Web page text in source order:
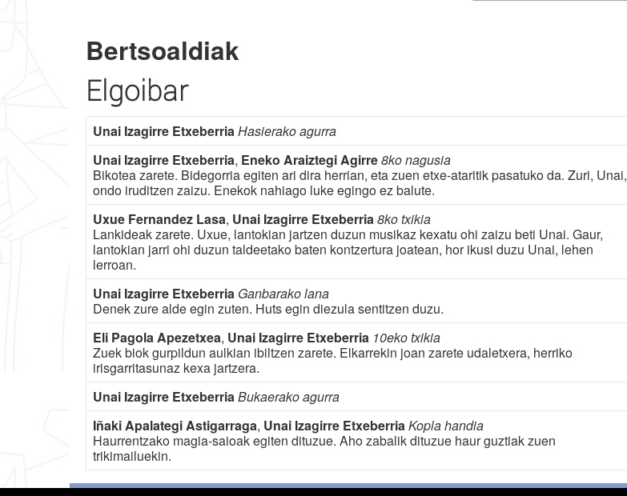
Bertsoaldiak
Elgoibar
Unai Izagirre Etxeberria Hasierako agurra
Unai Izagirre Etxeberria, Eneko Araiztegi Agirre8ko nagusia
Bikotea zarete. Bidegorria egiten ari dira herrian, eta zuen etxe-ataritik pasatuko da. Zuri, Unai,
ondo iruditzen zaizu. Enekok nahiago luke egingo ez balute.
Uxue Fernandez Lasa, Unai Izagirre Etxeberria 8ko txikia
Lankideak zarete. Uxue, lantokian jartzen duzun musikaz kexatu ohi zaizu beti Unai. Gaur,
lantokian jarri ohi duzun taldeetako baten kontzertura joatean, hor ikusi duzu Unai, lehen
lerroan.
Unai Izagirre Etxeberria Ganbarako lana
Denek zure alde egin zuten. Huts egin diezula sentitzen duzu.
Eli Pagola Apezetxea, Unai Izagirre Etxeberria 10eko txikia
Zuek biok gurpildun aulkian ibiltzen zarete. Elkarrekin joan zarete udaletxera, herriko
irisgarritasunaz kexa jartzera.
Unai Izagirre Etxeberria Bukaerako agurra
Iñaki Apalategi Astigarraga, Unai Izagirre Etxeberria Kopla handia
Haurrentzako magia-saioak egiten dituzue. Aho zabalik dituzue haur guztiak zuen
trikimailuekin.